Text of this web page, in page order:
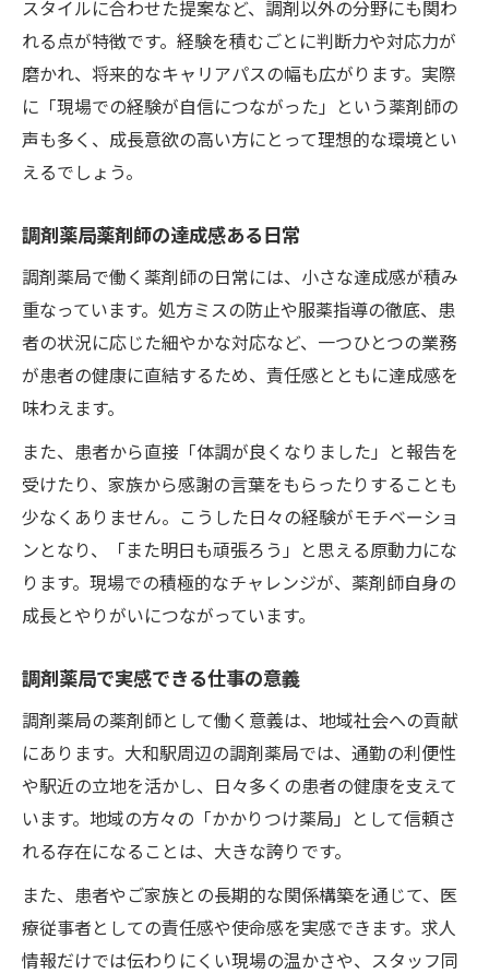
スタイルに合わせた提案など、調剤以外の分野にも関わ
れる点が特徴です。経験を積むごとに判断力や対応力が
磨かれ、将来的なキャリアパスの幅も広がります。実際
に「現場での経験が自信につながった」という薬剤師の
声も多く、成長意欲の高い方にとって理想的な環境とい
えるでしょう。
調剤薬局薬剤師の達成感ある日常
調剤薬局で働く薬剤師の日常には、小さな達成感が積み
重なっています。処方ミスの防止や服薬指導の徹底、患
者の状況に応じた細やかな対応など、一つひとつの業務
が患者の健康に直結するため、責任感とともに達成感を
味わえます。
また、患者から直接「体調が良くなりました」と報告を
受けたり、家族から感謝の言葉をもらったりすることも
少なくありません。こうした日々の経験がモチベーショ
ンとなり、「また明日も頑張ろう」と思える原動力にな
ります。現場での積極的なチャレンジが、薬剤師自身の
成長とやりがいにつながっています。
調剤薬局で実感できる仕事の意義
調剤薬局の薬剤師として働く意義は、地域社会への貢献
にあります。大和駅周辺の調剤薬局では、通勤の利便性
や駅近の立地を活かし、日々多くの患者の健康を支えて
います。地域の方々の「かかりつけ薬局」として信頼さ
れる存在になることは、大きな誇りです。
また、患者やご家族との長期的な関係構築を通じて、医
療従事者としての責任感や使命感を実感できます。求人
情報だけでは伝わりにくい現場の温かさや、スタッフ同